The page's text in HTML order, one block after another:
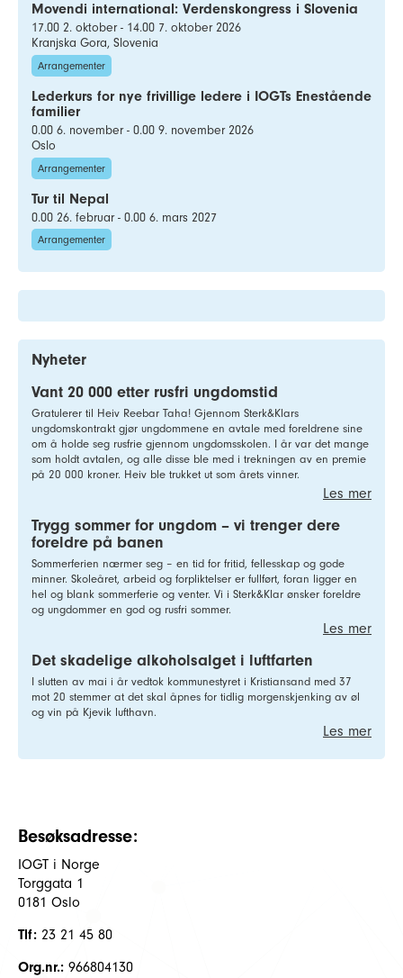
Movendi international: Verdenskongress i Slovenia
17.00 2. oktober - 14.00 7. oktober 2026
Kranjska Gora, Slovenia
Arrangementer
Lederkurs for nye frivillige ledere i IOGTs Enestående
familier
0.00 6. november - 0.00 9. november 2026
Oslo
Arrangementer
Tur til Nepal
0.00 26. februar - 0.00 6. mars 2027
Arrangementer
Nyheter
Vant 20 000 etter rusfri ungdomstid
Gratulerer til Heiv Reebar Taha! Gjennom Sterk&Klars
ungdomskontrakt gjør ungdommene en avtale med foreldrene sine
om å holde seg rusfrie gjennom ungdomsskolen. I år var det mange
som holdt avtalen, og alle disse ble med i trekningen av en premie
på 20 000 kroner. Heiv ble trukket ut som årets vinner.
Les mer
Trygg sommer for ungdom – vi trenger dere
foreldre på banen
Sommerferien nærmer seg – en tid for fritid, fellesskap og gode
minner. Skoleåret, arbeid og forpliktelser er fullført, foran ligger en
hel og blank sommerferie og venter. Vi i Sterk&Klar ønsker foreldre
og ungdommer en god og rusfri sommer.
Les mer
Det skadelige alkoholsalget i luftfarten
I slutten av mai i år vedtok kommunestyret i Kristiansand med 37
mot 20 stemmer at det skal åpnes for tidlig morgenskjenking av øl
og vin på Kjevik lufthavn.
Les mer
Besøksadresse:
IOGT i Norge
Torggata 1
0181 Oslo
Tlf: 23 21 45 80
Org.nr.: 966804130